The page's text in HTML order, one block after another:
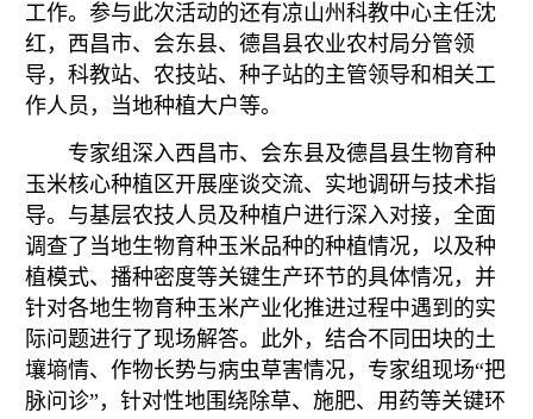
工作。参与此次活动的还有凉山州科教中心主任沈
红，西昌市、会东县、德昌县农业农村局分管领
导，科教站、农技站、种子站的主管领导和相关工
作人员，当地种植大户等。
专家组深入西昌市、会东县及德昌县生物育种
玉米核心种植区开展座谈交流、实地调研与技术指
导。与基层农技人员及种植户进行深入对接，全面
调查了当地生物育种玉米品种的种植情况，以及种
植模式、播种密度等关键生产环节的具体情况，并
针对各地生物育种玉米产业化推进过程中遇到的实
际问题进行了现场解答。此外，结合不同田块的土
壤墒情、作物长势与病虫草害情况，专家组现场“把
脉问诊”，针对性地围绕除草、施肥、用药等关键环